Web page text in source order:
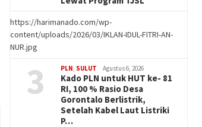
https://harimanado.com/wp-
content/uploads/2026/03/IKLAN-IDUL-FITRI-AN-
NUR.jpg
3 PLN SULUT Agustus 6, 2026
Kado PLN untuk HUT ke- 81
RI, 100 % Rasio Desa
Gorontalo Berlistrik,
Setelah Kabel Laut Listriki
P…